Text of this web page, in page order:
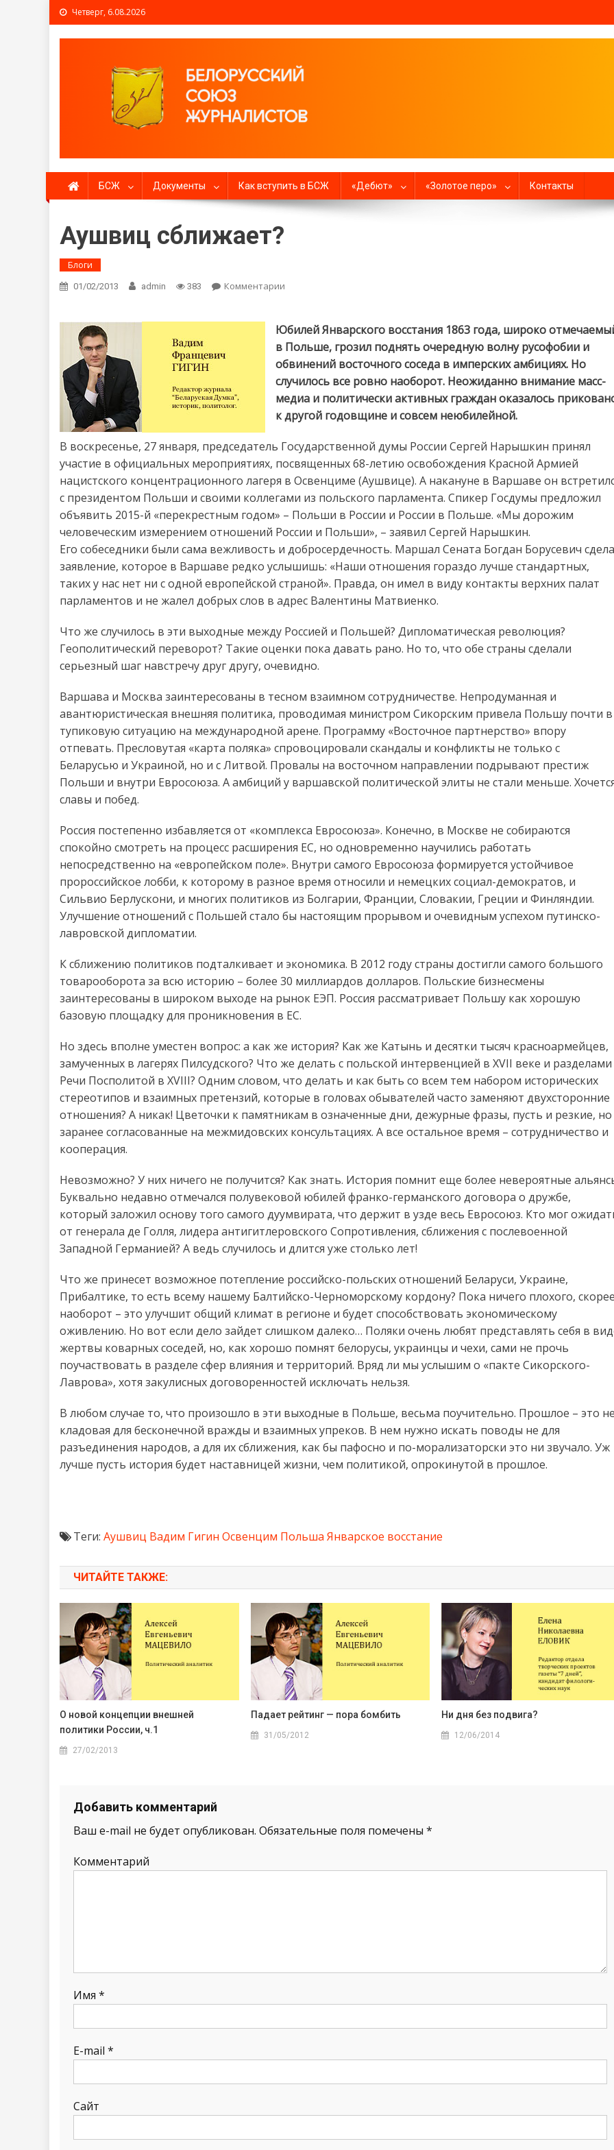
Четверг, 6.08.2026
Белорусский союз журналистов
БСЖ Документы Как вступить в БСЖ «Дебют» «Золотое перо» Контакты
Аушвиц сближает?
Блоги
01/02/2013 admin 383 Комментарии
Юбилей Январского восстания 1863 года, широко
в Польше, грозил поднять очередную волну русофобии и
обвинений восточного соседа в имперских амбициях. Но
случилось все ровно наоборот. Неожиданно внимание масс-
медиа и политически активных граждан оказалось
к другой годовщине и совсем неюбилейной.
В воскресенье, 27 января, председатель Государственной думы России Сергей Нарышкин принял
участие в официальных мероприятиях, посвященных 68-летию освобождения Красной Армией
нацистского концентрационного лагеря в Освенциме (Аушвице). А накануне в Варшаве он
с президентом Польши и своими коллегами из польского парламента. Спикер Госдумы предложил
объявить 2015-й «перекрестным годом» – Польши в России и России в Польше. «Мы дорожим
человеческим измерением отношений России и Польши», – заявил Сергей Нарышкин.
Его собеседники были сама вежливость и добросердечность. Маршал Сената Богдан Борусевич
заявление, которое в Варшаве редко услышишь: «Наши отношения гораздо лучше стандартных,
таких у нас нет ни с одной европейской страной». Правда, он имел в виду контакты верхних палат
парламентов и не жалел добрых слов в адрес Валентины Матвиенко.
Что же случилось в эти выходные между Россией и Польшей? Дипломатическая революция?
Геополитический переворот? Такие оценки пока давать рано. Но то, что обе страны сделали
серьезный шаг навстречу друг другу, очевидно.
Варшава и Москва заинтересованы в тесном взаимном сотрудничестве. Непродуманная и
авантюристическая внешняя политика, проводимая министром Сикорским привела Польшу почти в
тупиковую ситуацию на международной арене. Программу «Восточное партнерство» впору
отпевать. Пресловутая «карта поляка» спровоцировали скандалы и конфликты не только с
Беларусью и Украиной, но и с Литвой. Провалы на восточном направлении подрывают престиж
Польши и внутри Евросоюза. А амбиций у варшавской политической элиты не стали меньше.
славы и побед.
Россия постепенно избавляется от «комплекса Евросоюза». Конечно, в Москве не собираются
спокойно смотреть на процесс расширения ЕС, но одновременно научились работать
непосредственно на «европейском поле». Внутри самого Евросоюза формируется устойчивое
пророссийское лобби, к которому в разное время относили и немецких социал-демократов, и
Сильвио Берлускони, и многих политиков из Болгарии, Франции, Словакии, Греции и Финляндии.
Улучшение отношений с Польшей стало бы настоящим прорывом и очевидным успехом путинско-
лавровской дипломатии.
К сближению политиков подталкивает и экономика. В 2012 году страны достигли самого большого
товарооборота за всю историю – более 30 миллиардов долларов. Польские бизнесмены
заинтересованы в широком выходе на рынок ЕЭП. Россия рассматривает Польшу как хорошую
базовую площадку для проникновения в ЕС.
Но здесь вполне уместен вопрос: а как же история? Как же Катынь и десятки тысяч красноармейцев,
замученных в лагерях Пилсудского? Что же делать с польской интервенцией в XVII веке и разделами
Речи Посполитой в XVIII? Одним словом, что делать и как быть со всем тем набором исторических
стереотипов и взаимных претензий, которые в головах обывателей часто заменяют двухсторонние
отношения? А никак! Цветочки к памятникам в означенные дни, дежурные фразы, пусть и резкие, но
заранее согласованные на межмидовских консультациях. А все остальное время – сотрудничество и
кооперация.
Невозможно? У них ничего не получится? Как знать. История помнит еще более невероятные
Буквально недавно отмечался полувековой юбилей франко-германского договора о дружбе,
который заложил основу того самого дуумвирата, что держит в узде весь Евросоюз. Кто мог
от генерала де Голля, лидера антигитлеровского Сопротивления, сближения с послевоенной
Западной Германией? А ведь случилось и длится уже столько лет!
Что же принесет возможное потепление российско-польских отношений Беларуси, Украине,
Прибалтике, то есть всему нашему Балтийско-Черноморскому кордону? Пока ничего плохого,
наоборот – это улучшит общий климат в регионе и будет способствовать экономическому
оживлению. Но вот если дело зайдет слишком далеко… Поляки очень любят представлять себя в
жертвы коварных соседей, но, как хорошо помнят белорусы, украинцы и чехи, сами не прочь
поучаствовать в разделе сфер влияния и территорий. Вряд ли мы услышим о «пакте Сикорского-
Лаврова», хотя закулисных договоренностей исключать нельзя.
В любом случае то, что произошло в эти выходные в Польше, весьма поучительно. Прошлое – это
кладовая для бесконечной вражды и взаимных упреков. В нем нужно искать поводы не для
разъединения народов, а для их сближения, как бы пафосно и по-морализаторски это ни звучало. Уж
лучше пусть история будет наставницей жизни, чем политикой, опрокинутой в прошлое.
Теги: Аушвиц Вадим Гигин Освенцим Польша Январское восстание
ЧИТАЙТЕ ТАКЖЕ:
О новой концепции внешней
политики России, ч.1
27/02/2013
Падает рейтинг — пора бомбить
31/05/2012
Ни дня без подвига?
12/06/2014
Добавить комментарий
Ваш e-mail не будет опубликован. Обязательные поля помечены *
Комментарий
Имя *
E-mail *
Сайт